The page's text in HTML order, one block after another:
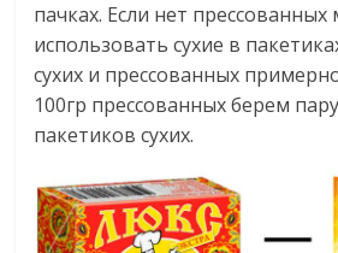
пачках. Если нет
использовать сухие в
сухих и прессованных
100гр прессованных берем
пакетиков сухих.